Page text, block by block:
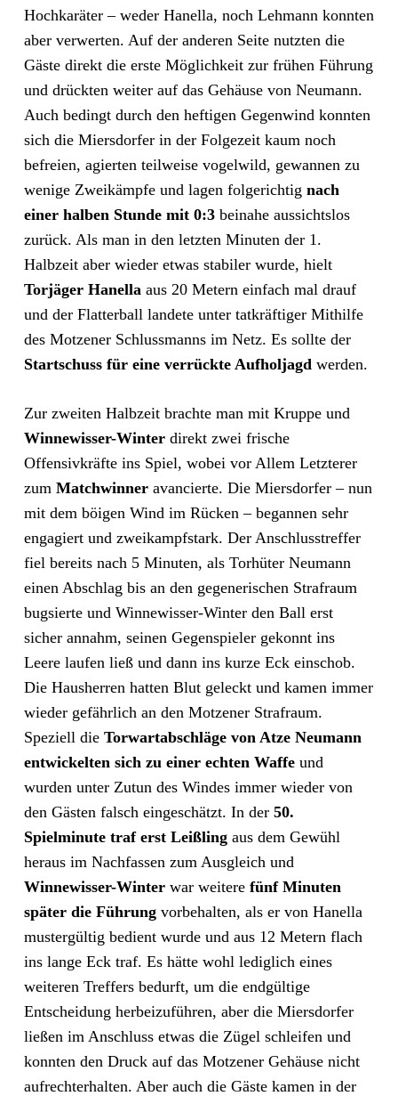
Hochkaräter – weder Hanella, noch Lehmann konnten
aber verwerten. Auf der anderen Seite nutzten die
Gäste direkt die erste Möglichkeit zur frühen Führung
und drückten weiter auf das Gehäuse von Neumann.
Auch bedingt durch den heftigen Gegenwind konnten
sich die Miersdorfer in der Folgezeit kaum noch
befreien, agierten teilweise vogelwild, gewannen zu
wenige Zweikämpfe und lagen folgerichtig nach
einer halben Stunde mit 0:3beinahe aussichtslos
zurück. Als man in den letzten Minuten der 1.
Halbzeit aber wieder etwas stabiler wurde, hielt
Torjäger Hanellaaus 20 Metern einfach mal drauf
und der Flatterball landete unter tatkräftiger Mithilfe
des Motzener Schlussmanns im Netz. Es sollte der
Startschuss für eine verrückte Aufholjagdwerden.
Zur zweiten Halbzeit brachte man mit Kruppe und
Winnewisser-Winterdirekt zwei frische
Offensivkräfte ins Spiel, wobei vor Allem Letzterer
zum Matchwinneravancierte. Die Miersdorfer – nun
mit dem böigen Wind im Rücken – begannen sehr
engagiert und zweikampfstark. Der Anschlusstreffer
fiel bereits nach 5 Minuten, als Torhüter Neumann
einen Abschlag bis an den gegenerischen Strafraum
bugsierte und Winnewisser-Winter den Ball erst
sicher annahm, seinen Gegenspieler gekonnt ins
Leere laufen ließ und dann ins kurze Eck einschob.
Die Hausherren hatten Blut geleckt und kamen immer
wieder gefährlich an den Motzener Strafraum.
Speziell die Torwartabschläge von Atze Neumann
entwickelten sich zu einer echten Waffeund
wurden unter Zutun des Windes immer wieder von
den Gästen falsch eingeschätzt. In der 50.
Spielminute traf erst Leißlingaus dem Gewühl
heraus im Nachfassen zum Ausgleich und
Winnewisser-Winterwar weitere fünf Minuten
später die Führungvorbehalten, als er von Hanella
mustergültig bedient wurde und aus 12 Metern flach
ins lange Eck traf. Es hätte wohl lediglich eines
weiteren Treffers bedurft, um die endgültige
Entscheidung herbeizuführen, aber die Miersdorfer
ließen im Anschluss etwas die Zügel schleifen und
konnten den Druck auf das Motzener Gehäuse nicht
aufrechterhalten. Aber auch die Gäste kamen in der